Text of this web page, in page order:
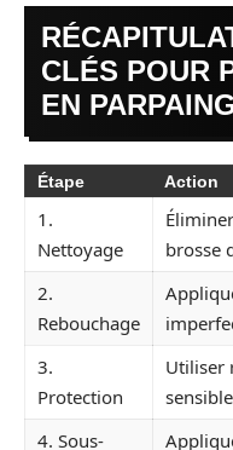
CLÉS POUR
EN
Étape Action
1.
Nettoyage
brosse
2.
Rebouchage
3.
Protection
Utiliser
4. Sous-